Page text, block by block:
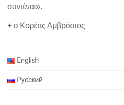
συνιέναι».
+ ο Κορέας Αμβρόσιος
English
Русский